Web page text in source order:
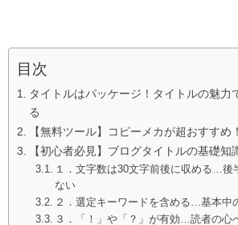
目次
タイトルはパッケージ！タイトルの魅力
る
【無料ツール】コピーメカが超おすすめ！
【初心者必見】ブログタイトルの基礎知
１．文字数は30文字前後に収める…後
ない
２．選定キーワードを含める…基本中
３．「！」や「？」が有効…読者の心